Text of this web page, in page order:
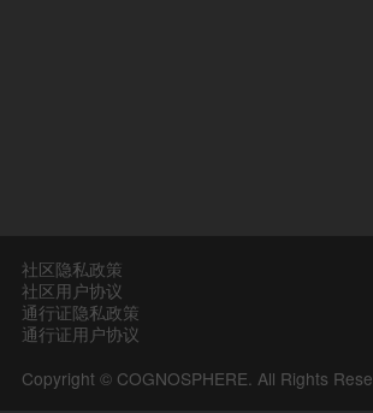
社区隐私政策
社区用户协议
通行证隐私政策
通行证用户协议
Copyright © COGNOSPHERE. All Rights